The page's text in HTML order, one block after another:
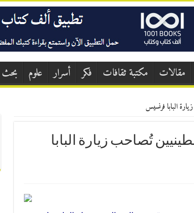
مقالات مكتبة ثقافات فكر أسرار علوم بحث
البابا فرنسيس
تُصاحب زيارة البابا